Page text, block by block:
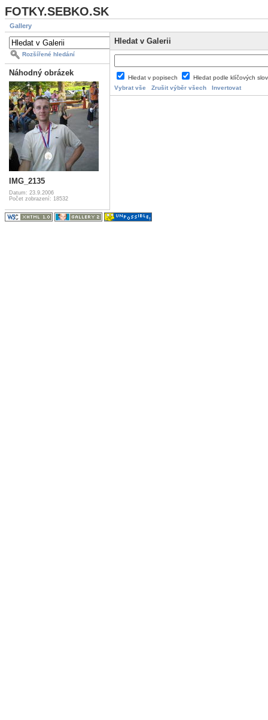
FOTKY.SEBKO.SK
Gallery
Rozšířené hledání
Náhodný obrázek
IMG_2135
Datum: 23.9.2006
Počet zobrazení: 18532
Hledat v Galerii
Hledat v popisech
Hledat podle klíčových
Vybrat vše
Zrušit výběr všech Invertovat